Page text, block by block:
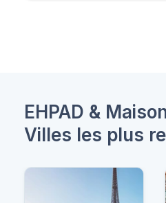
EHPAD &
Villes les plus